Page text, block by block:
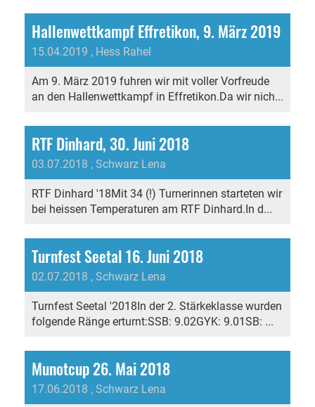
Hallenwettkampf Effretikon, 9. März 2019
15.04.2019 , Hess Rahel
Am 9. März 2019 fuhren wir mit voller Vorfreude
an den Hallenwettkampf in Effretikon.Da wir nich...
RTF Dinhard, 30. Juni 2018
03.07.2018 , Schwarz Lena
RTF Dinhard '18Mit 34 (!) Turnerinnen starteten wir
bei heissen Temperaturen am RTF Dinhard.In d...
Turnfest Seetal 16. Juni 2018
02.07.2018 , Schwarz Lena
Turnfest Seetal '2018In der 2. Stärkeklasse wurden
folgende Ränge erturnt:SSB: 9.02GYK: 9.01SB: ...
Munotcup 26. Mai 2018
17.06.2018 , Schwarz Lena